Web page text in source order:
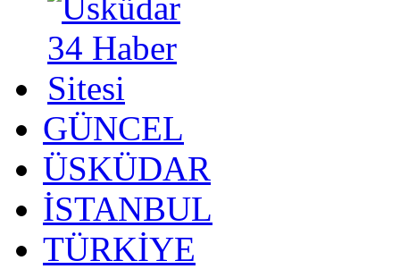
GÜNCEL
ÜSKÜDAR
İSTANBUL
TÜRKİYE